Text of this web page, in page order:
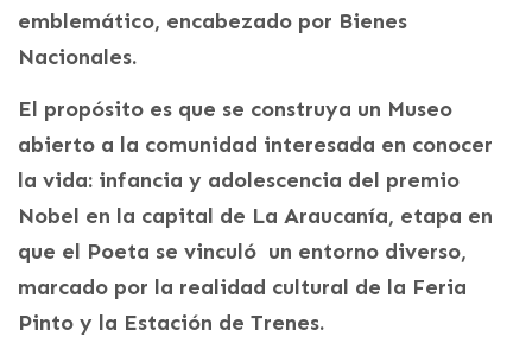
emblemático, encabezado por Bienes
Nacionales.
El propósito es que se construya un Museo
abierto a la comunidad interesada en conocer
la vida: infancia y adolescencia del premio
Nobel en la capital de La Araucanía, etapa en
que el Poeta se vinculó un entorno diverso,
marcado por la realidad cultural de la Feria
Pinto y la Estación de Trenes.